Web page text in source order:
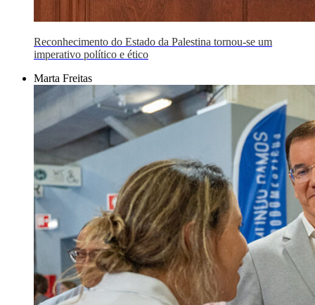
Reconhecimento do Estado da Palestina tornou-se um
imperativo político e ético
Marta Freitas